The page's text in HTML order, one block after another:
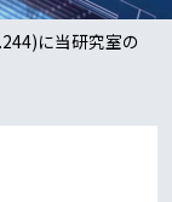
に当研究室の